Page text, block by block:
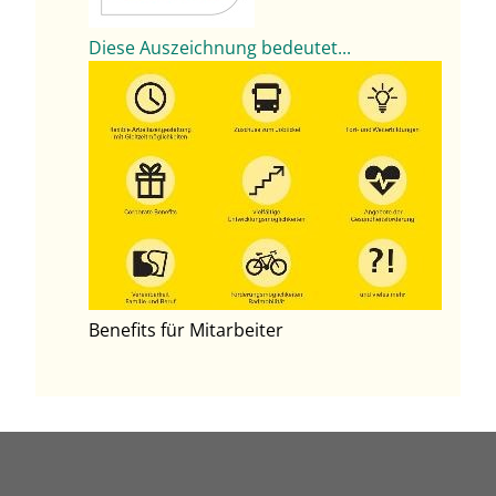
Diese Auszeichnung bedeutet...
Benefits für Mitarbeiter